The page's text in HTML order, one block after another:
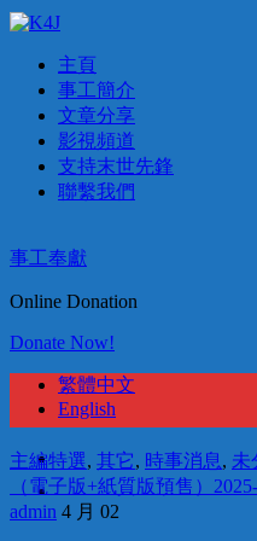
主頁
事工簡介
文章分享
影視頻道
支持末世先鋒
聯繫我們
事工奉獻
Online Donation
Donate Now!
繁體中文
English
主編特選, 其它, 時事消息, 未
（電子版+紙質版預售）
admin 4 月 02